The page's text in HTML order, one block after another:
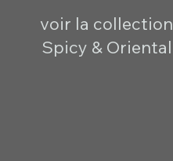
voir la collection
Spicy & Oriental